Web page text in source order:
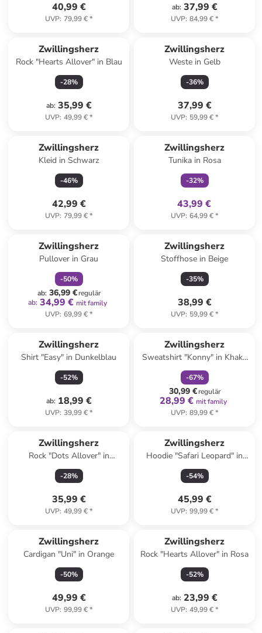
40,99 €
UVP: 79,99 €*
ab: 37,99 €
UVP: 84,99 €*
Zwillingsherz
Rock "Hearts Allover" in Blau
-28%
ab: 35,99 €
UVP: 49,99 €*
Zwillingsherz
Weste in Gelb
-36%
37,99 €
UVP: 59,99 €*
Zwillingsherz
Kleid in Schwarz
-46%
42,99 €
UVP: 79,99 €*
Zwillingsherz
Tunika in Rosa
-32%
43,99 €
UVP: 64,99 €*
Zwillingsherz
Pullover in Grau
-50%
ab: 36,99 €regulär
ab: 34,99 € mit family
UVP: 69,99 €*
Zwillingsherz
Stoffhose in Beige
-35%
38,99 €
UVP: 59,99 €*
Zwillingsherz
Shirt "Easy" in Dunkelblau
-52%
ab: 18,99 €
UVP: 39,99 €*
Zwillingsherz
Sweatshirt "Konny" in Khaki/
Rosa
-67%
30,99 €regulär
28,99 € mit family
UVP: 89,99 €*
Zwillingsherz
Rock "Dots Allover" in
Schwarz
-28%
35,99 €
UVP: 49,99 €*
Zwillingsherz
Hoodie "Safari Leopard" in
Beige
-54%
45,99 €
UVP: 99,99 €*
Zwillingsherz
Cardigan "Uni" in Orange
-50%
49,99 €
UVP: 99,99 €*
Zwillingsherz
Rock "Hearts Allover" in Rosa
-52%
ab: 23,99 €
UVP: 49,99 €*